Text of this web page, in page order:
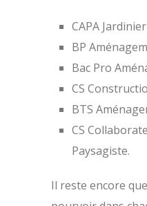
CAPA
BP
Bac Pro
CS
BTS
CS
Paysagiste.
Il reste encore